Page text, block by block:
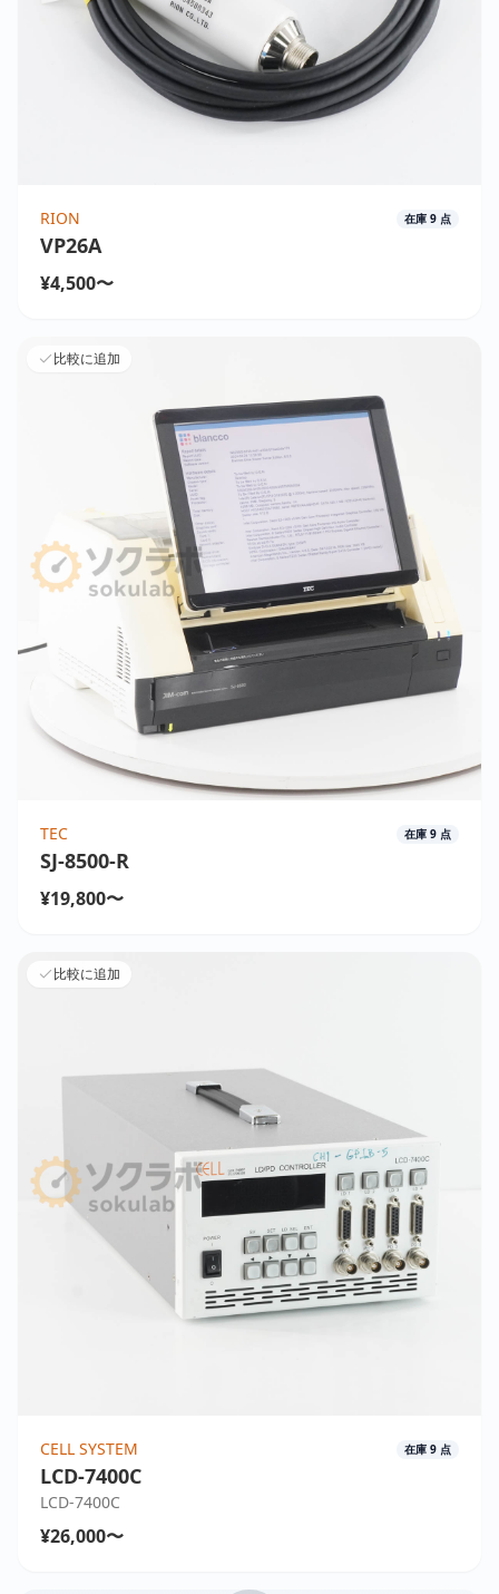
RION 在庫 9 点
VP26A
¥4,500〜
比較に追加
TEC 在庫 9 点
SJ-8500-R
¥19,800〜
比較に追加
CELL SYSTEM 在庫 9 点
LCD-7400C
LCD-7400C
¥26,000〜